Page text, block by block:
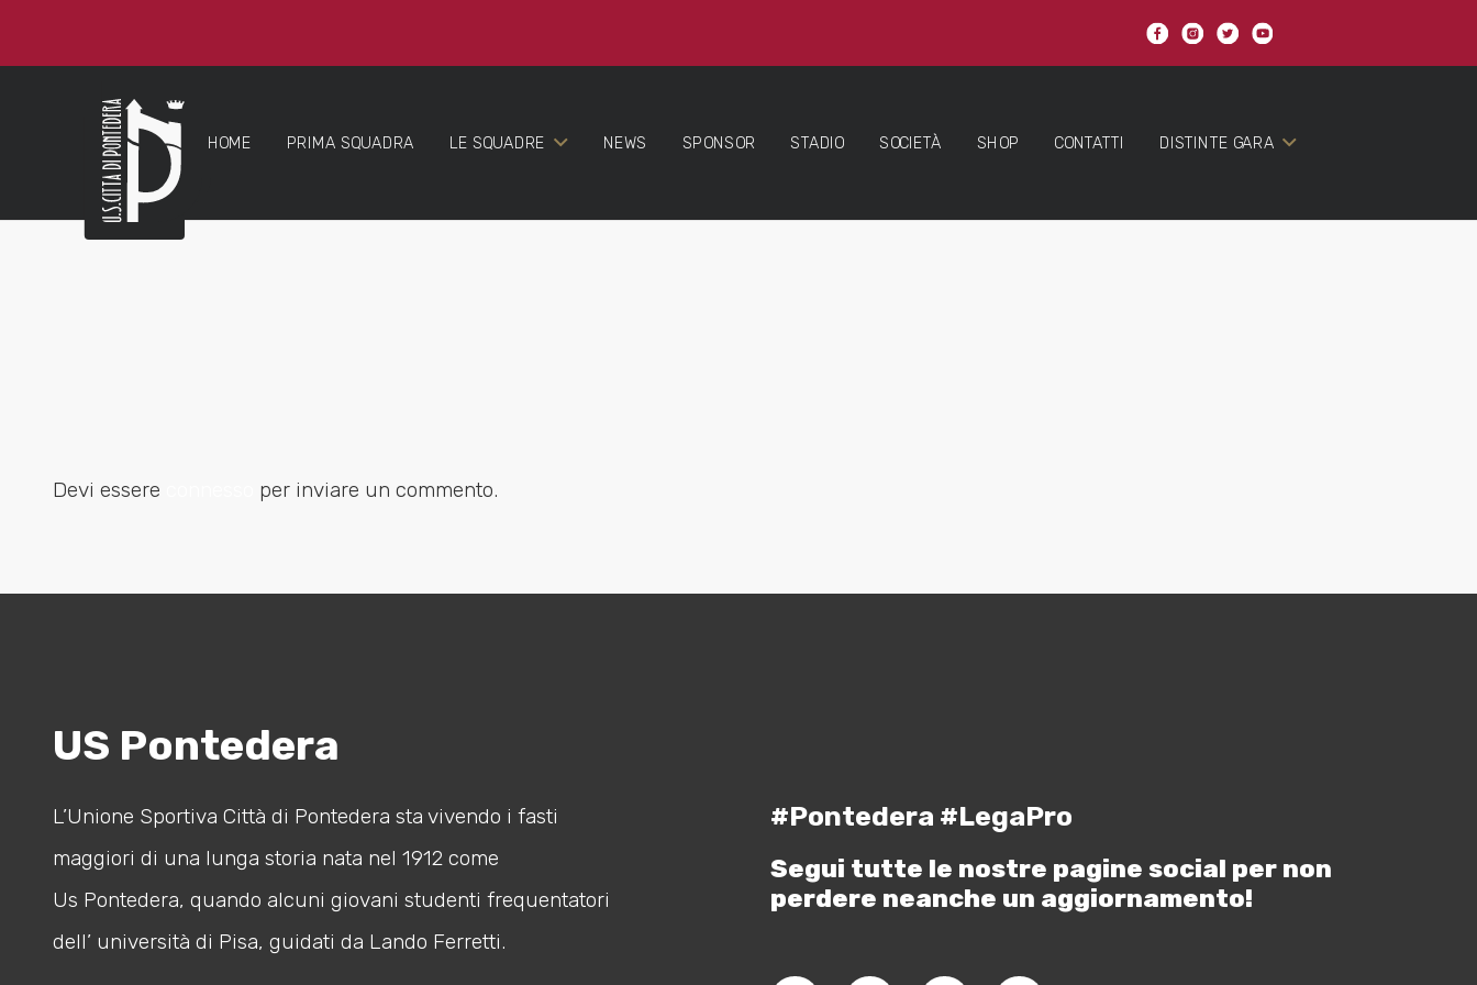
HOME PRIMA SQUADRA LE SQUADRE NEWS SPONSOR STADIO SOCIETÀ SHOP CONTATTI DISTINTE GARA
Devi essere per inviare un commento.
US Pontedera
L’Unione Sportiva Città di Pontedera sta vivendo i fasti
maggiori di una lunga storia nata nel 1912 come
Us Pontedera, quando alcuni giovani studenti frequentatori
dell’ università di Pisa, guidati da Lando Ferretti.
#Pontedera #LegaPro
Segui tutte le nostre pagine social per non
perdere neanche un aggiornamento!